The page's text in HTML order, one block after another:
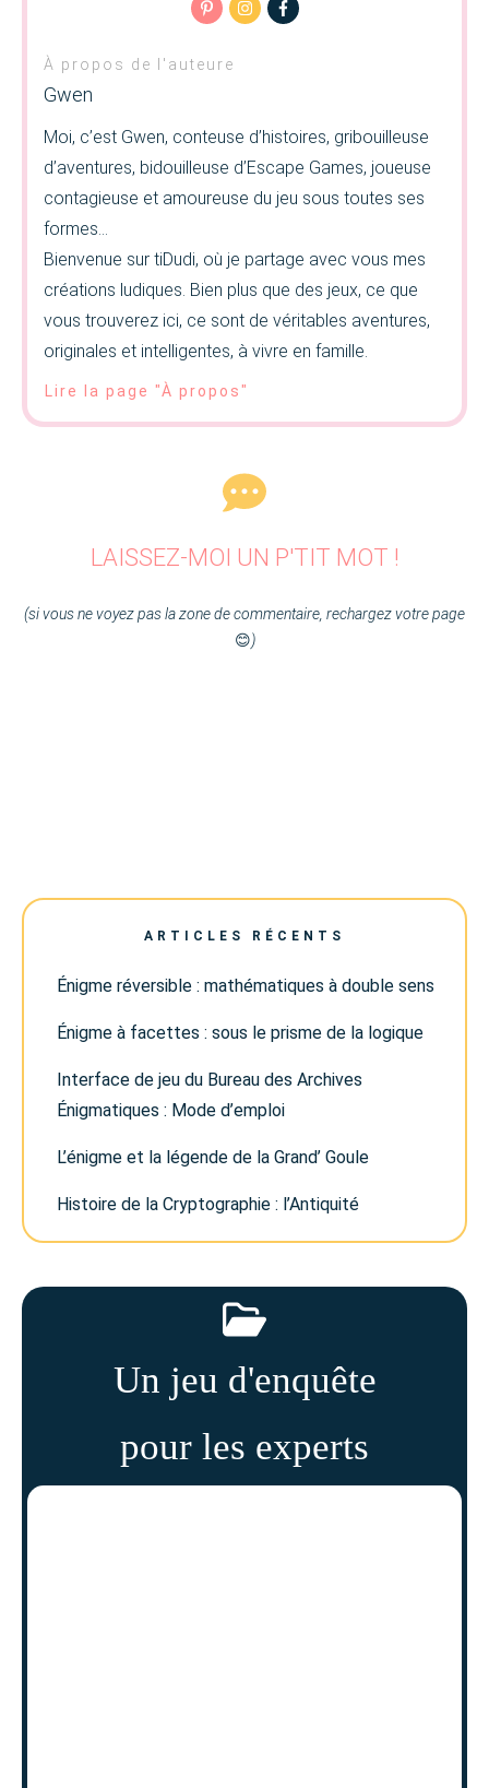
À propos de l'auteure
Gwen
Moi, c’est Gwen, conteuse d’histoires, gribouilleuse
d’aventures, bidouilleuse d’Escape Games, joueuse
contagieuse et amoureuse du jeu sous toutes ses
formes…
Bienvenue sur tiDudi, où je partage avec vous mes
créations ludiques. Bien plus que des jeux, ce que
vous trouverez ici, ce sont de véritables aventures,
originales et intelligentes, à vivre en famille.
Lire la page "À propos"
LAISSEZ-MOI UN P'TIT MOT !
(si vous ne voyez pas la zone de commentaire, rechargez votre page
😊)
ARTICLES RÉCENTS
Énigme réversible : mathématiques à double sens
Énigme à facettes : sous le prisme de la logique
Interface de jeu du Bureau des Archives
Énigmatiques : Mode d’emploi
L’énigme et la légende de la Grand’ Goule
Histoire de la Cryptographie : l’Antiquité
Un jeu d'enquête
pour les experts